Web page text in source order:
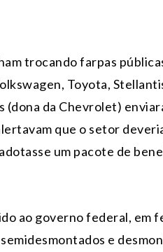
trocando farpas
Toyota,
(dona da Chevrolet)
que o setor
um pacote de
ao governo federal, em
e